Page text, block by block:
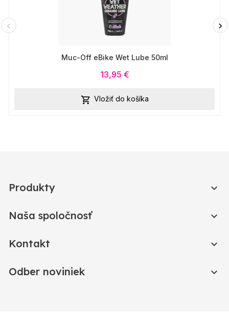
Muc-Off eBike Wet Lube 50ml
13,95 €
 Vložiť do košíka
Produkty 
Naša spoločnosť 
Kontakt 
Odber noviniek 